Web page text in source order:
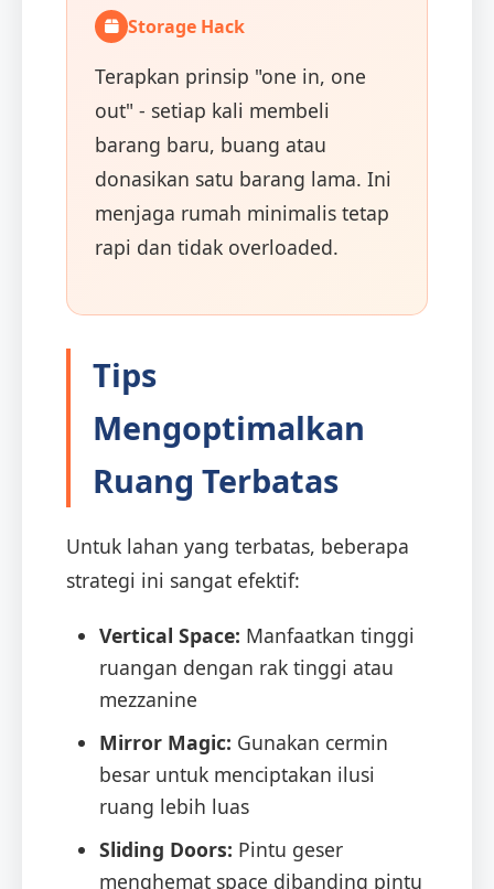
Storage Hack
Terapkan prinsip "one in, one
out" - setiap kali membeli
barang baru, buang atau
donasikan satu barang lama. Ini
menjaga rumah minimalis tetap
rapi dan tidak overloaded.
Tips
Mengoptimalkan
Ruang Terbatas
Untuk lahan yang terbatas, beberapa
strategi ini sangat efektif:
Vertical Space: Manfaatkan tinggi
ruangan dengan rak tinggi atau
mezzanine
Mirror Magic: Gunakan cermin
besar untuk menciptakan ilusi
ruang lebih luas
Sliding Doors: Pintu geser
menghemat space dibanding pintu